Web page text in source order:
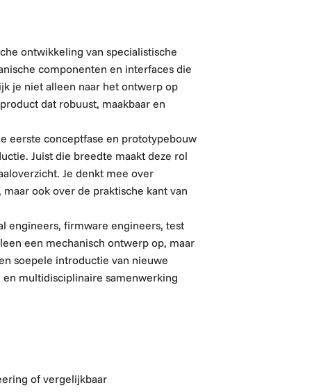
ontwikkeling van specialistische
componenten en interfaces die
je niet alleen naar het ontwerp op
dat robuust, maakbaar en
eerste conceptfase en prototypebouw
Juist die breedte maakt deze rol
Je denkt mee over
ook over de praktische kant van
engineers, firmware engineers, test
een mechanisch ontwerp op, maar
soepele introductie van nieuwe
multidisciplinaire samenwerking
of vergelijkbaar